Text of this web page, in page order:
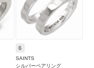
6
SAINTS
シルバーペアリング